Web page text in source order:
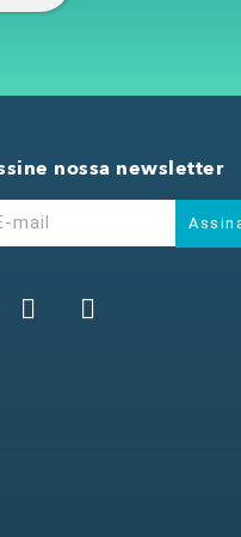
nossa newsletter